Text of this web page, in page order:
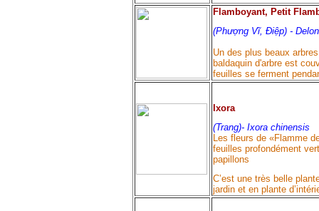
Flamboyant, Petit
(Phượng Vĩ, Điệp) -
Un des plus beaux
baldaquin d'arbre est
feuilles se ferment
Ixora
(Trang)- Ixora chinensis
Les fleurs de «Flamme
feuilles profondément
papillons
C’est une très belle
jardin et en plante